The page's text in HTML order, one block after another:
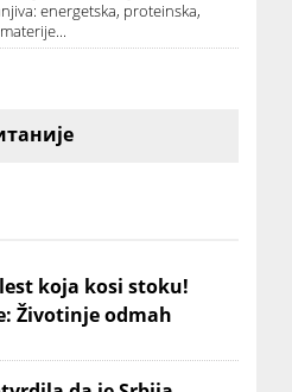
energetska, proteinska,
koja kosi stoku!
Životinje odmah